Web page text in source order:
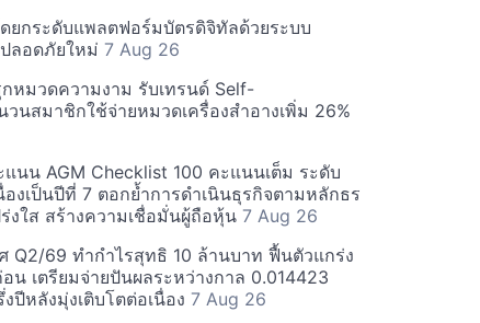
ยกระดับแพลตฟอร์มบัตรดิจิทัลด้วยระบบ
ลอดภัยใหม่ 7 Aug 26
หมวดความงาม รับเทรนด์ Self-
นสมาชิกใช้จ่ายหมวดเครื่องสำอางเพิ่ม 26%
แนน AGM Checklist 100 คะแนนเต็ม ระดับ
องเป็นปีที่ 7 ตอกย้ำการดำเนินธุรกิจตามหลักธร
งใส สร้างความเชื่อมั่นผู้ถือหุ้น 7 Aug 26
Q2/69 ทำกำไรสุทธิ 10 ล้านบาท ฟื้นตัวแกร่ง
น เตรียมจ่ายปันผลระหว่างกาล 0.014423
ปีหลังมุ่งเติบโตต่อเนื่อง 7 Aug 26